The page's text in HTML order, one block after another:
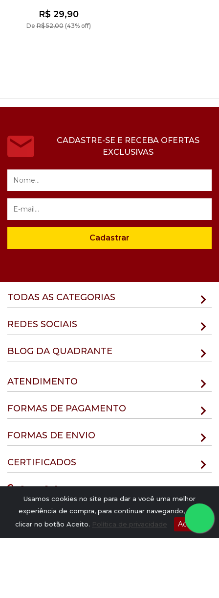
Usamos cookies no site para dar a você uma melhor
experiência de compra, para continuar navegando, é só
clicar no botão Aceito. Política de privacidade Aceito
DeR$ 52,00(43% off)
R$ 29,90
CADASTRE-SE E RECEBA OFERTAS
EXCLUSIVAS
Cadastrar
TODAS AS CATEGORIAS
REDES SOCIAIS
BLOG DA QUADRANTE
ATENDIMENTO
FORMAS DE PAGAMENTO
FORMAS DE ENVIO
CERTIFICADOS